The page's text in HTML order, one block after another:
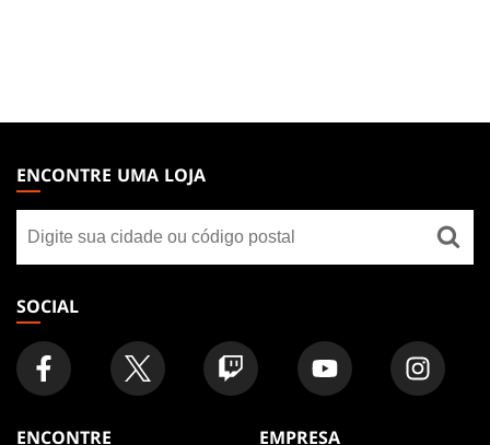
THE
GATHERING
FOOTER
ENCONTRE UMA LOJA
uma
loja
SOCIAL
ENCONTRE
EMPRESA